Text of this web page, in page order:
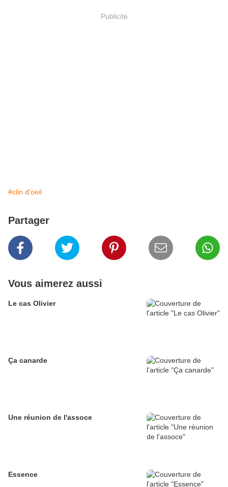
Publicité
#clin d'oeil
Partager
Vous aimerez aussi
Le cas Olivier
Ça canarde
Une réunion de l'assoce
Essence